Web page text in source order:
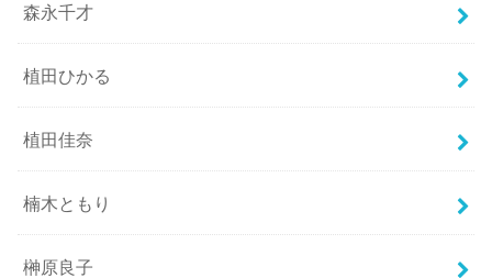
森永千才
植田ひかる
植田佳奈
楠木ともり
榊原良子